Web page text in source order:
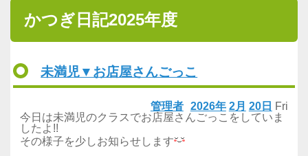
かつぎ日記2025年度
未満児▼お店屋さんごっこ
2026年 2月 20日 Fri
管理者
今日は未満児のクラスでお店屋さんごっこをしていま
したよ!!
その様子を少しお知らせします